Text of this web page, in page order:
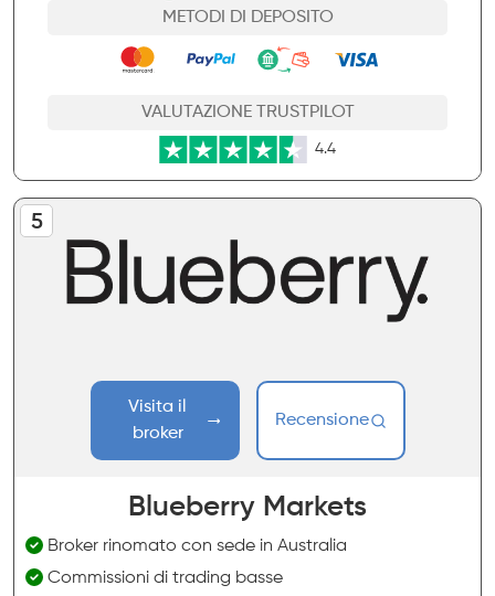
METODI DI DEPOSITO
VALUTAZIONE TRUSTPILOT
4.4
Visita il
broker
Recensione
Blueberry Markets
Broker rinomato con sede in Australia
Commissioni di trading basse